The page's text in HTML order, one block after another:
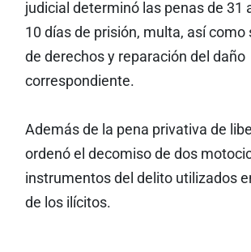
judicial determinó las penas de 31
10 días de prisión, multa, así como
de derechos y reparación del daño
correspondiente.
Además de la pena privativa de
ordenó el decomiso de dos
instrumentos del delito utilizados
de los ilícitos.